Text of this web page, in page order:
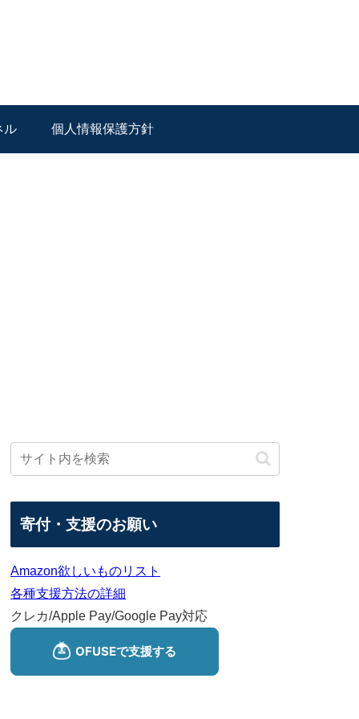
ル 個人情報保護方針
寄付・支援のお願い
Amazon欲しいものリスト
各種支援方法の詳細
クレカ/Apple Pay/Google Pay対応